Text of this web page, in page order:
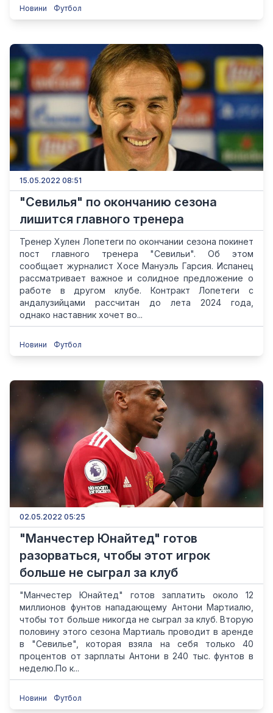
Новини Футбол
15.05.2022 08:51
"Севилья" по окончанию сезона
лишится главного тренера
Тренер Хулен Лопетеги по окончании сезона покинет
пост главного тренера "Севильи". Об этом
сообщает журналист Хосе Мануэль Гарсия. Испанец
рассматривает важное и солидное предложение о
работе в другом клубе. Контракт Лопетеги с
андалузийцами рассчитан до лета 2024 года,
однако наставник хочет во...
Новини Футбол
02.05.2022 05:25
"Манчестер Юнайтед" готов
разорваться, чтобы этот игрок
больше не сыграл за клуб
"Манчестер Юнайтед" готов заплатить около 12
миллионов фунтов нападающему Антони Мартиалю,
чтобы тот больше никогда не сыграл за клуб. Вторую
половину этого сезона Мартиаль проводит в аренде
в "Севилье", которая взяла на себя только 40
процентов от зарплаты Антони в 240 тыс. фунтов в
неделю.По к...
Новини Футбол